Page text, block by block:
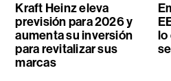
Kraft Heinz eleva
previsión para 2026 y
aumenta su inversión
para revitalizar sus
marcas
lo